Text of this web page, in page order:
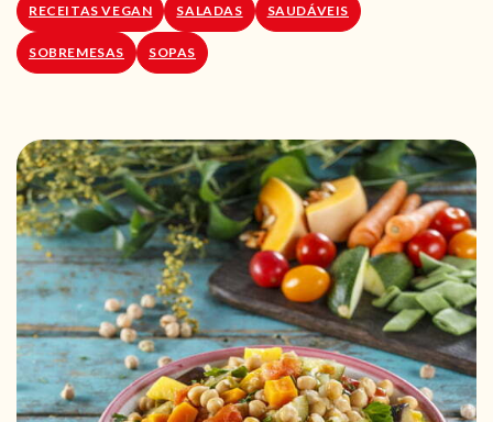
RECEITAS VEGAN SALADAS SAUDÁVEIS
SOBREMESAS SOPAS